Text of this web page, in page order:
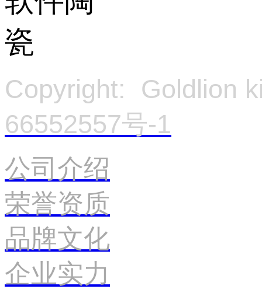
Copyright:
66552557号-1
公司介绍
荣誉资质
品牌文化
企业实力